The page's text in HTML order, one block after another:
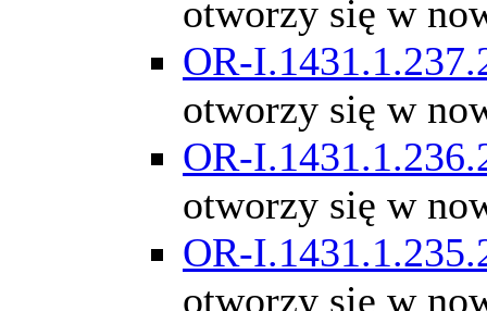
otworzy się w
OR-
otworzy się w
OR-
otworzy się w
OR-
otworzy się w